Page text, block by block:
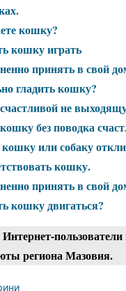
кошку?
кошку играть
принять в свой
гладить кошку?
не
без поводка
или собаку
кошку.
принять в свой
кошку двигаться?
Интернет-пользователи
региона Мазовия.